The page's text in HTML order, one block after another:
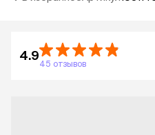
4.9
45 отзывов